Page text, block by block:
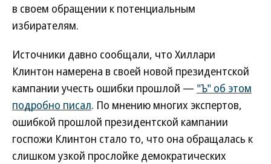
в своем обращении к потенциальным
избирателям.
Источники давно сообщали, что Хиллари
Клинтон намерена в своей новой президентской
кампании учесть ошибки прошлой — "Ъ" об этом
подробно писал. По мнению многих экспертов,
ошибкой прошлой президентской кампании
госпожи Клинтон стало то, что она обращалась к
слишком узкой прослойке демократических